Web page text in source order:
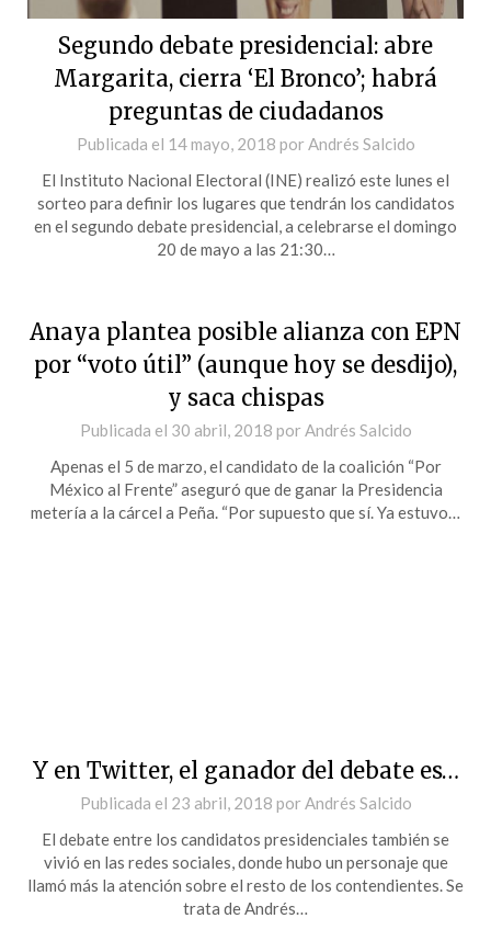
Segundo debate presidencial: abre
Margarita, cierra ‘El Bronco’; habrá
preguntas de ciudadanos
Publicada el 14 mayo, 2018 por Andrés Salcido
El Instituto Nacional Electoral (INE) realizó este lunes el
sorteo para definir los lugares que tendrán los candidatos
en el segundo debate presidencial, a celebrarse el domingo
20 de mayo a las 21:30…
Anaya plantea posible alianza con EPN
por “voto útil” (aunque hoy se desdijo),
y saca chispas
Publicada el 30 abril, 2018 por Andrés Salcido
Apenas el 5 de marzo, el candidato de la coalición “Por
México al Frente” aseguró que de ganar la Presidencia
metería a la cárcel a Peña. “Por supuesto que sí. Ya estuvo…
Y en Twitter, el ganador del debate es…
Publicada el 23 abril, 2018 por Andrés Salcido
El debate entre los candidatos presidenciales también se
vivió en las redes sociales, donde hubo un personaje que
llamó más la atención sobre el resto de los contendientes. Se
trata de Andrés…